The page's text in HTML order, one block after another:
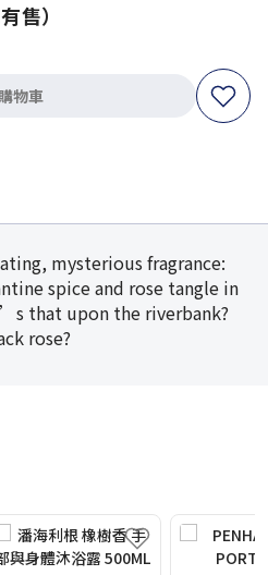
售）
物車
mysterious fragrance:
spice and rose tangle in
that upon the riverbank?
rose?